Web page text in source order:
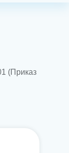
(Приказ